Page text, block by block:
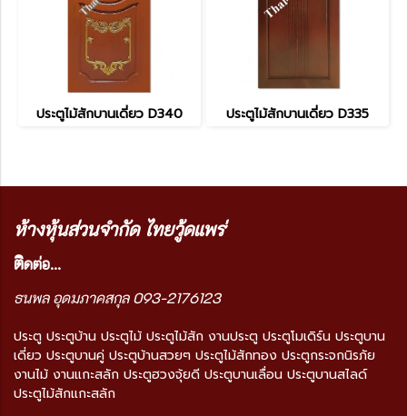
ประตูไม้สักบานเดี่ยว D340 ประตูไม้สักบานเดี่ยว D335
ห้างหุ้นส่วนจำกัด ไทยวู้ดแพร่
ติดต่อ...
ธนพล อุดมภาคสกุล 093-2176123
ประตู ประตูบ้าน ประตูไม้ ประตูไม้สัก งานประตู ประตูโมเดิร์น ประตูบาน
เดี่ยว ประตูบานคู่ ประตูบ้านสวยๆ ประตูไม้สักทอง ประตูกระจกนิรภัย
งานไม้ งานแกะสลัก ประตูฮวงจุ้ยดี ประตูบานเลื่อน ประตูบานสไลด์
ประตูไม้สักแกะสลัก